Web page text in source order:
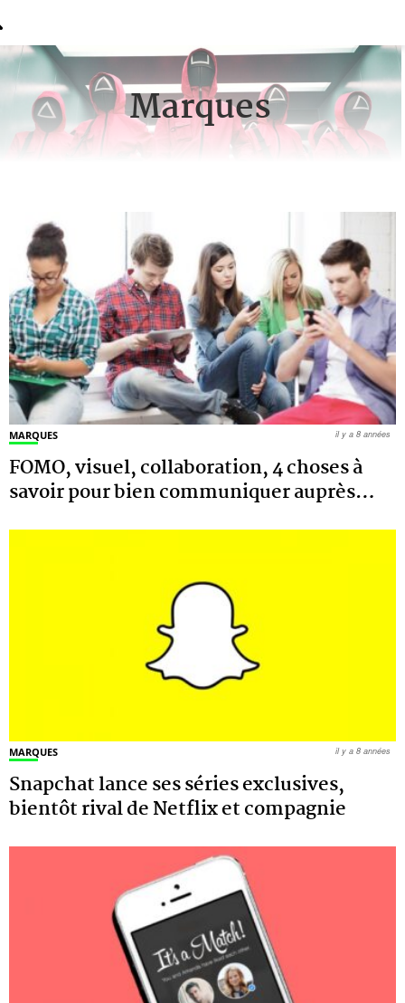
Marques
MARQUES
FOMO, visuel, collaboration, 4 choses à
savoir pour bien communiquer auprès…
il y a 8 années
MARQUES
Snapchat lance ses séries exclusives,
bientôt rival de Netflix et compagnie
il y a 8 années